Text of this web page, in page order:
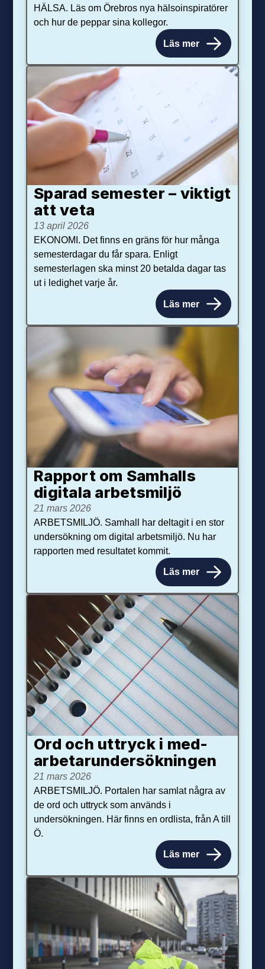
HÄLSA. Läs om Örebros nya hälsoinspiratörer
och hur de peppar sina kollegor.
Läs mer
Sparad semester – viktigt
att veta
13 april 2026
EKONOMI. Det finns en gräns för hur många
semesterdagar du får spara. Enligt
semesterlagen ska minst 20 betalda dagar tas
ut i ledighet varje år.
Läs mer
Rapport om Samhalls
digitala arbetsmiljö
21 mars 2026
ARBETSMILJÖ. Samhall har deltagit i en stor
undersökning om digital arbetsmiljö. Nu har
rapporten med resultatet kommit.
Läs mer
Ord och uttryck i med­­
arbetar­­under­sökningen
21 mars 2026
ARBETSMILJÖ. Portalen har samlat några av
de ord och uttryck som används i
undersökningen. Här finns en ordlista, från A till
Ö.
Läs mer